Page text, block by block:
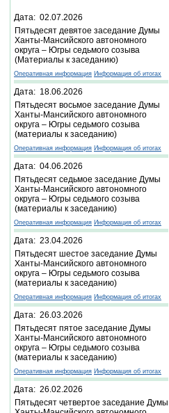
Дата: 02.07.2026
Пятьдесят девятое заседание Думы
Ханты-Мансийского автономного
округа – Югры седьмого созыва
(Материалы к заседанию)
Оперативная информация Информация об итогах
Дата: 18.06.2026
Пятьдесят восьмое заседание Думы
Ханты-Мансийского автономного
округа – Югры седьмого созыва
(материалы к заседанию)
Оперативная информация Информация об итогах
Дата: 04.06.2026
Пятьдесят седьмое заседание Думы
Ханты-Мансийского автономного
округа – Югры седьмого созыва
(материалы к заседанию)
Оперативная информация Информация об итогах
Дата: 23.04.2026
Пятьдесят шестое заседание Думы
Ханты-Мансийского автономного
округа – Югры седьмого созыва
(материалы к заседанию)
Оперативная информация Информация об итогах
Дата: 26.03.2026
Пятьдесят пятое заседание Думы
Ханты-Мансийского автономного
округа – Югры седьмого созыва
(материалы к заседанию)
Оперативная информация Информация об итогах
Дата: 26.02.2026
Пятьдесят четвертое заседание Думы